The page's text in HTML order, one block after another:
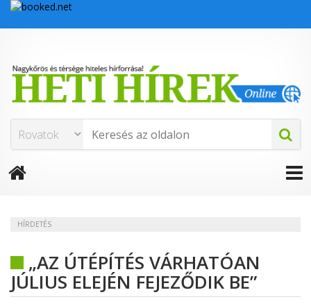
HÍRDETÉS
„AZ ÚTÉPÍTÉS VÁRHATÓAN
JÚLIUS ELEJÉN FEJEZŐDIK BE”